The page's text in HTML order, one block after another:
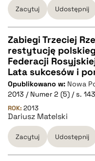
pobierz cytat
Zacytuj Udostępnij
CZYSTY TEKST
pobierz cytat
BIBTEX
pobierz cytat
Zabiegi Trzeciej
restytucję
Federacji
Lata sukcesów i
Opublikowano w: Nowa
2013 / Numer 2 (5) / s.
ROK: 2013
Dariusz Matelski
Zacytuj Udostępnij